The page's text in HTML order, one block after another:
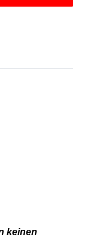
keinen